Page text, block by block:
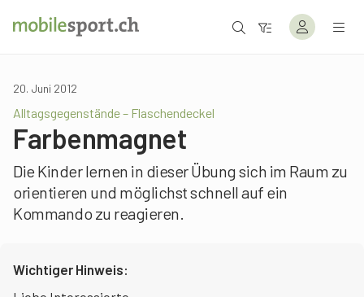
20. Juni 2012
Alltagsgegenstände – Flaschendeckel
Farbenmagnet
Die Kinder lernen in dieser Übung sich im Raum zu
orientieren und möglichst schnell auf ein
Kommando zu reagieren.
Wichtiger Hinweis: